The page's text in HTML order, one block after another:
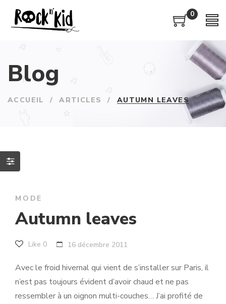
0
Blog
ACCUEIL / ARTICLES / AUTUMN LEAVES
MODE
Autumn leaves
Like 0 16 décembre 2011
Avec le froid hivernal qui vient de s’installer sur Paris, il
n’est pas toujours évident d’avoir chaud et ne pas
ressembler à un oignon multi-couches… J’ai profité de